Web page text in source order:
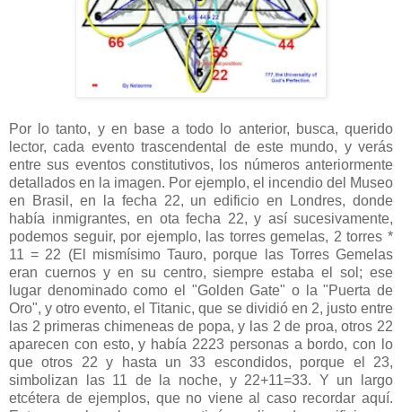
Por lo tanto, y en base a todo lo anterior, busca, querido
lector, cada evento trascendental de este mundo, y verás
entre sus eventos constitutivos, los números anteriormente
detallados en la imagen. Por ejemplo, el incendio del Museo
en Brasil, en la fecha 22, un edificio en Londres, donde
había inmigrantes, en ota fecha 22, y así sucesivamente,
podemos seguir, por ejemplo, las torres gemelas, 2 torres *
11 = 22 (El mismísimo Tauro, porque las Torres Gemelas
eran cuernos y en su centro, siempre estaba el sol; ese
lugar denominado como el "Golden Gate" o la "Puerta de
Oro", y otro evento, el Titanic, que se dividió en 2, justo entre
las 2 primeras chimeneas de popa, y las 2 de proa, otros 22
aparecen con esto, y había 2223 personas a bordo, con lo
que otros 22 y hasta un 33 escondidos, porque el 23,
simbolizan las 11 de la noche, y 22+11=33. Y un largo
etcétera de ejemplos, que no viene al caso recordar aquí.